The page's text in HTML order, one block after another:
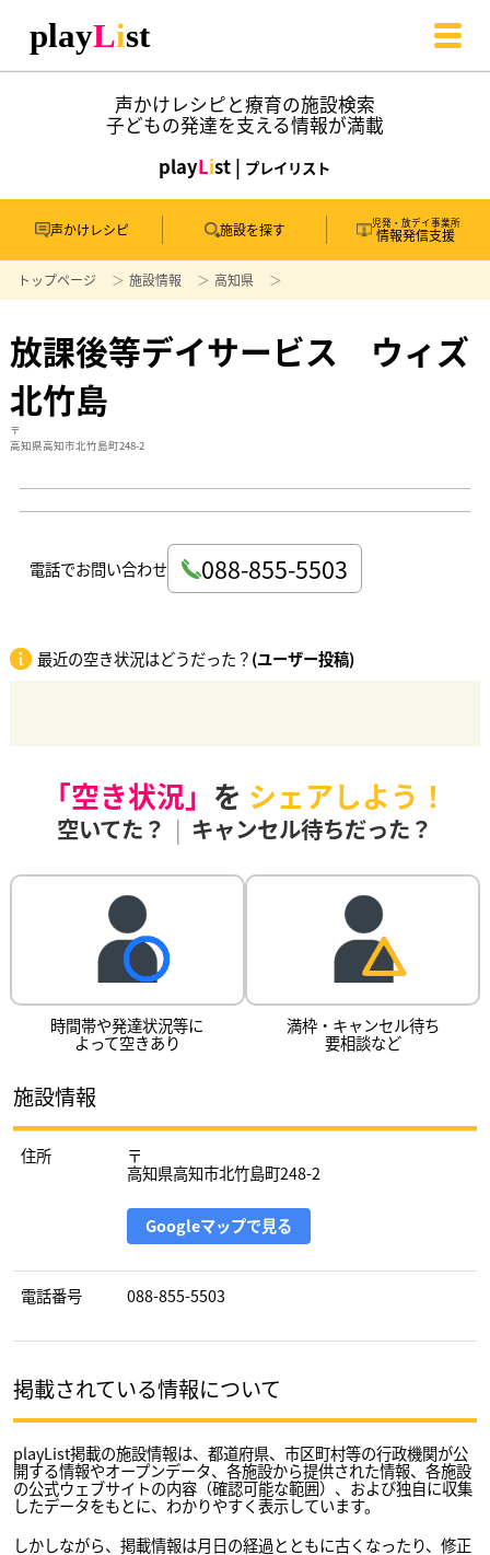
声かけレシピと療育の施設検索
子どもの発達を支える情報が満載
playList | プレイリスト
声かけレシピ 施設を探す 児発・放デイ事業所
情報発信支援
トップページ 施設情報 高知県
放課後等デイサービス ウィズ
北竹島
〒
高知県高知市北竹島町248-2
電話でお問い合わせ 088-855-5503
最近の空き状況はどうだった？(ユーザー投稿)
「空き状況」 を シェアしよう！
空いてた？ | キャンセル待ちだった？
時間帯や発達状況等に
よって空きあり
満枠・キャンセル待ち
要相談など
施設情報
住所 〒
高知県高知市北竹島町248-2
Googleマップで見る
電話番号 088-855-5503
掲載されている情報について
playList掲載の施設情報は、都道府県、市区町村等の行政機関が公
開する情報やオープンデータ、各施設から提供された情報、各施設
の公式ウェブサイトの内容（確認可能な範囲）、および独自に収集
したデータをもとに、わかりやすく表示しています。
しかしながら、掲載情報は月日の経過とともに古くなったり、修正